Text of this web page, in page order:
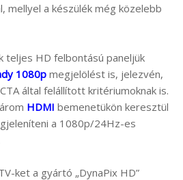
mellyel a készülék még közelebb
teljes HD felbontású paneljük
1080pmegjelölést is, jelezvén,
által felállított kritériumoknak is.
HDMI bemenetükön keresztül
a 1080p/24Hz-es
ket a gyártó „DynaPix HD”